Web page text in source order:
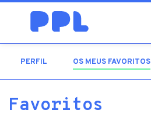
PERFIL OS MEUS FAVORITOS
Favoritos